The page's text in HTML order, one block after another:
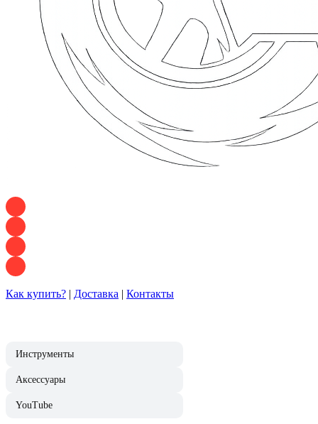
Как купить? | Доставка | Контакты
Инструменты
Аксессуары
YouTube